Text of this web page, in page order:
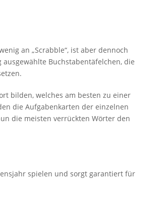
an „Scrabble“, ist aber dennoch
Buchstabentäfelchen, die
bilden, welches am besten zu einer
die Aufgabenkarten der einzelnen
die meisten verrückten Wörter den
spielen und sorgt garantiert für